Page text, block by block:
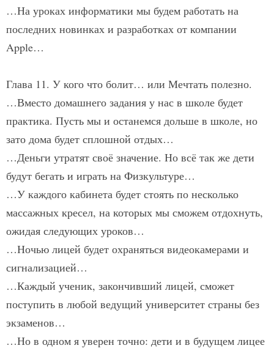
…На уроках информатики мы будем работать на
последних новинках и разработках от компании
Apple…
Глава 11. У кого что болит… или Мечтать полезно.
…Вместо домашнего задания у нас в школе будет
практика. Пусть мы и останемся дольше в школе, но
зато дома будет сплошной отдых…
…Деньги утратят своё значение. Но всё так же дети
будут бегать и играть на Физкультуре…
…У каждого кабинета будет стоять по несколько
массажных кресел, на которых мы сможем отдохнуть,
ожидая следующих уроков…
…Ночью лицей будет охраняться видеокамерами и
сигнализацией…
…Каждый ученик, закончивший лицей, сможет
поступить в любой ведущий университет страны без
экзаменов…
…Но в одном я уверен точно: дети и в будущем лицее